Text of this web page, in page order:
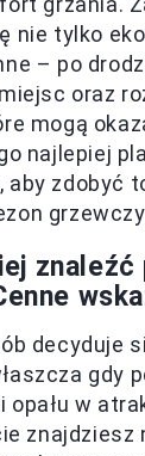
nie tylko
– po
oraz
mogą
najlepiej
aby zdobyć
decyduje
gdy
opału w
znajdziesz